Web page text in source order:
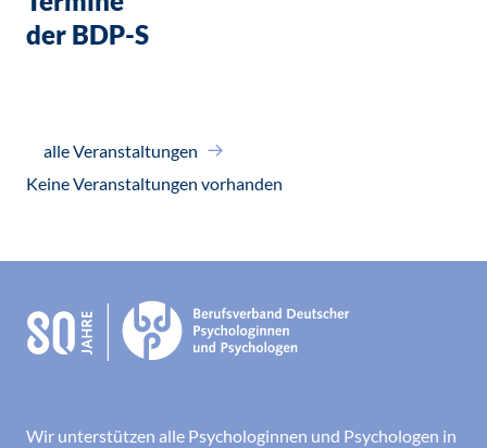
der BDP-S
alle Veranstaltungen
Keine Veranstaltungen vorhanden
Wir unterstützen alle Psychologinnen und Psychologen in